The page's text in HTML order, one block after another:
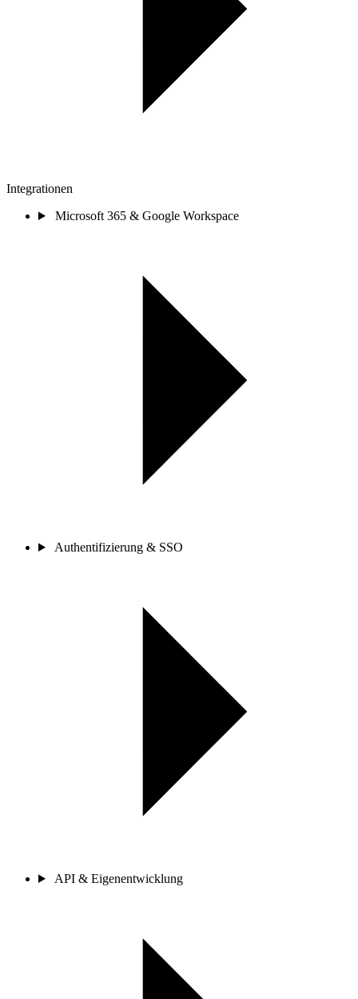
Integrationen
Microsoft 365 & Google Workspace
Authentifizierung & SSO
API & Eigenentwicklung